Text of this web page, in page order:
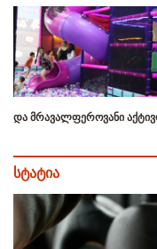
და მრავალფეროვანი
სტატია